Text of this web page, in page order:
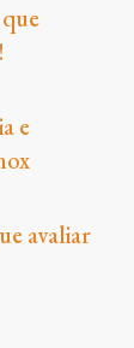
e
avaliar